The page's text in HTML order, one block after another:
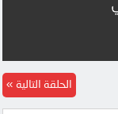
الحلقة التالية